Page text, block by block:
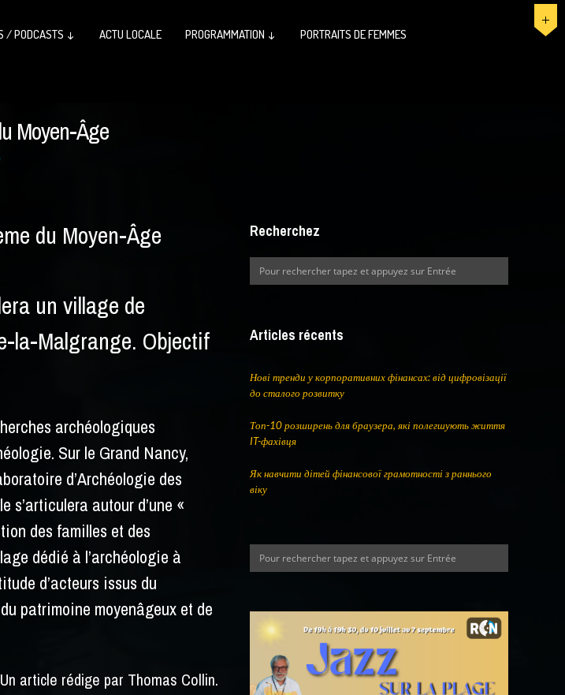
/ PODCASTS ↓ ACTU LOCALE PROGRAMMATION ↓ PORTRAITS DE FEMMES
Moyen-Âge
du Moyen-Âge
un village de
la-Malgrange. Objectif
archéologiques
Sur le Grand Nancy,
d’Archéologie des
s’articulera autour d’une «
des familles et des
dédié à l’archéologie à
d’acteurs issus du
patrimoine moyenâgeux et de
Un article rédige par Thomas Collin.
Recherchez
Articles récents
Нові тренди у корпоративних фінансах: від цифровізації
до сталого розвитку
Топ-10 розширень для браузера, які полегшують життя
IT-фахівця
Як навчити дітей фінансової грамотності з раннього
віку